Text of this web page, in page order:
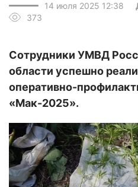
14 июля 2025 12:38
373
Сотрудники УМВД
области успешно
оперативно-
«Мак-2025».